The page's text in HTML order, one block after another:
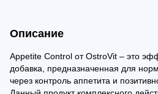
Описание
Appetite Control от OstroVit – это
добавка, предназначенная для
через контроль аппетита и